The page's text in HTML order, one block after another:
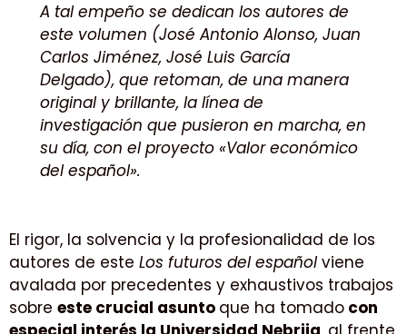
A tal empeño se dedican los autores de
este volumen (José Antonio Alonso, Juan
Carlos Jiménez, José Luis García
Delgado), que retoman, de una manera
original y brillante, la línea de
investigación que pusieron en marcha, en
su día, con el proyecto «Valor económico
del español».
El rigor, la solvencia y la profesionalidad de los
autores de este Los futuros del españolviene
avalada por precedentes y exhaustivos trabajos
sobre este crucial asunto que ha tomado con